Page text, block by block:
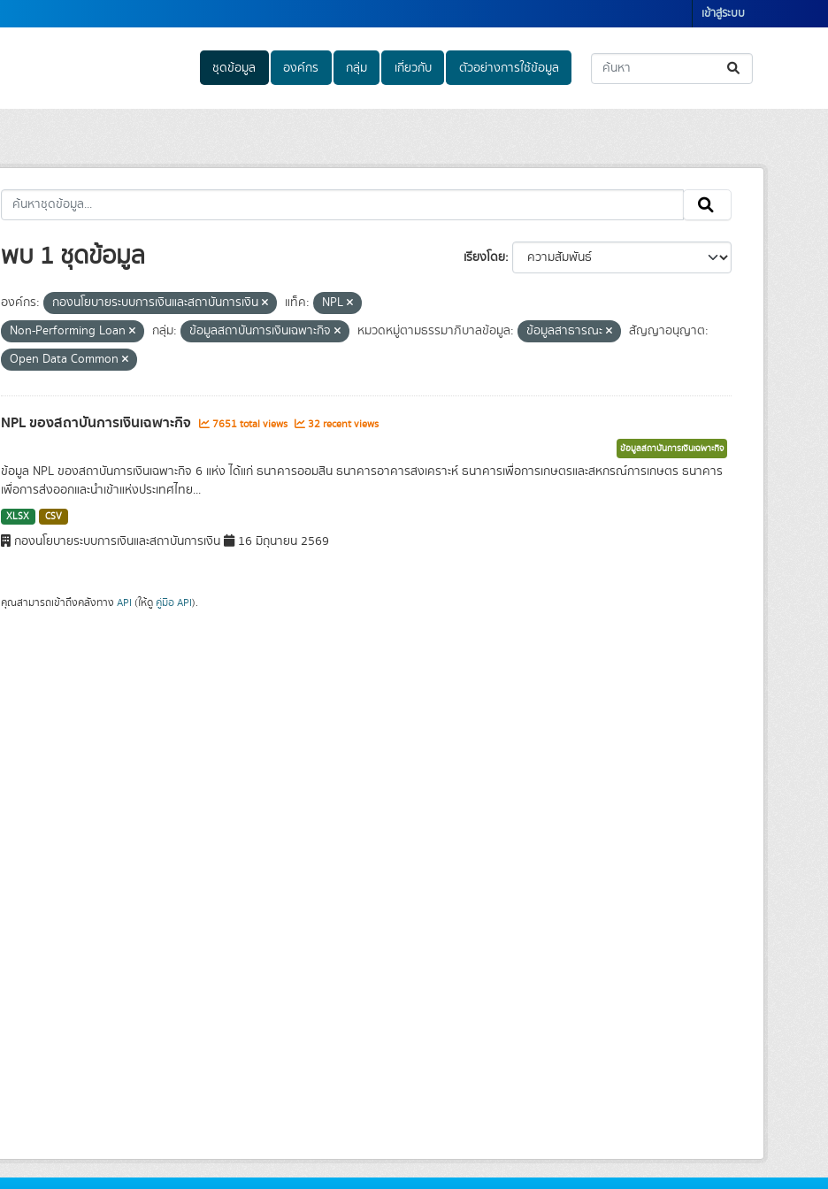
เข้าสู่ระบบ
ชุดข้อมูล องค์กร กลุ่ม เกี่ยวกับ ตัวอย่างการใช้ข้อมูล
เรียงโดย
พบ 1 ชุดข้อมูล
องค์กร: กองนโยบายระบบการเงินและสถาบันการเงิน แท็ค:
NPL
Non-Performing Loan
กลุ่ม: ข้อมูลสถาบันการเงินเฉพาะกิจ หมวดหมู่ตามธรรมาภิบาลข้อมูล: ข้อมูลสาธารณะ
สัญญาอนุญาต:
Open Data Common
NPL ของสถาบันการเงินเฉพาะกิจ 7651 total views 32 recent views
ข้อมูลสถาบันการเงินเฉพาะกิจ
ข้อมูล NPL ของสถาบันการเงินเฉพาะกิจ 6 แห่ง ได้แก่ ธนาคารออมสิน ธนาคารอาคารสงเคราะห์ ธนาคารเพื่อการเกษตรและสหกรณ์การเกษตร ธนาคาร
เพื่อการส่งออกและนำเข้าแห่งประเทศไทย...
XLSX CSV
กองนโยบายระบบการเงินและสถาบันการเงิน 16 มิถุนายน 2569
คุณสามารถเข้าถึงคลังทาง API (ให้ดู คู่มือ API).